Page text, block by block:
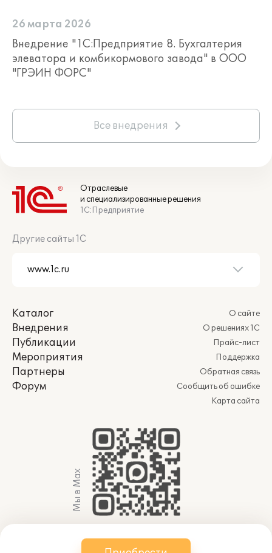
26 марта 2026
Внедрение "1С:Предприятие 8. Бухгалтерия
элеватора и комбикормового завода" в ООО
"ГРЭИН ФОРС"
Все внедрения
Отраслевые
и специализированные решения
1С:Предприятие
Другие сайты 1С
Каталог
Внедрения
Публикации
Мероприятия
Партнеры
Форум
О сайте
О решениях 1С
Прайс-лист
Поддержка
Обратная связь
Сообщить об ошибке
Карта сайта
Мы в Max
© 2011-2026 АО «Группа 1С» (правопреемник ООО